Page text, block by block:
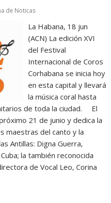
de Noticas
La Habana, 18 jun
(ACN) La edición XVI
del Festival
Internacional de Coros
Corhabana se inicia hoy
en esta capital y llevará
la música coral hasta
de toda la ciudad. El
21 de junio y dedica la
maestras del canto y la
Antillas: Digna Guerra,
la también reconocida
de Vocal Leo, Corina